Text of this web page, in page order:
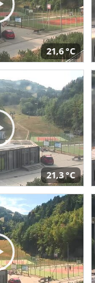
21,6 °C
21,3 °C